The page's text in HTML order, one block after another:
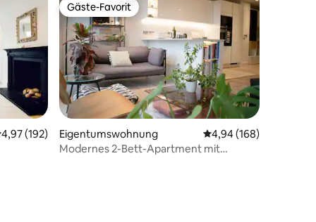
Bewertungen
Bewertung: 4,97 von 5, 192 Bewertungen
4,97 (192)
Gäste-Favorit
Gäste-Favorit
Eigentumswohnung Durchschnittliche
4,94 (168)
Modernes 2-Bett-Apartment mit